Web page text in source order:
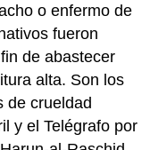
o enfermo de
fueron
de abastecer
alta. Son los
de crueldad
y el Telégrafo por